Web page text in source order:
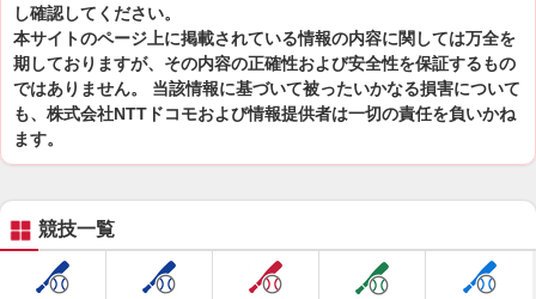
し確認してください。
本サイトのページ上に掲載されている情報の内容に関しては万全を
期しておりますが、その内容の正確性および安全性を保証するもの
ではありません。 当該情報に基づいて被ったいかなる損害について
も、株式会社NTTドコモおよび情報提供者は一切の責任を負いかね
ます。
競技一覧